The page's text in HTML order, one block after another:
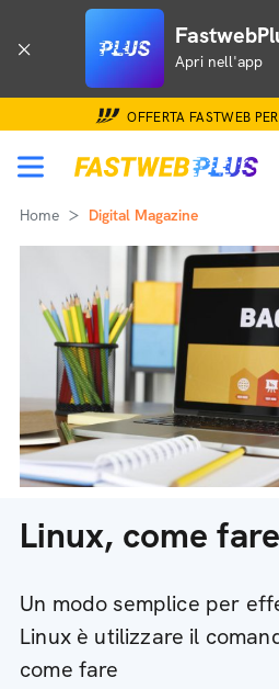
Apri nell'app
OFFERTA FASTWEB
Home Digital Magazine
Linux, come
Un modo semplice per
Linux è utilizzare il
come fare